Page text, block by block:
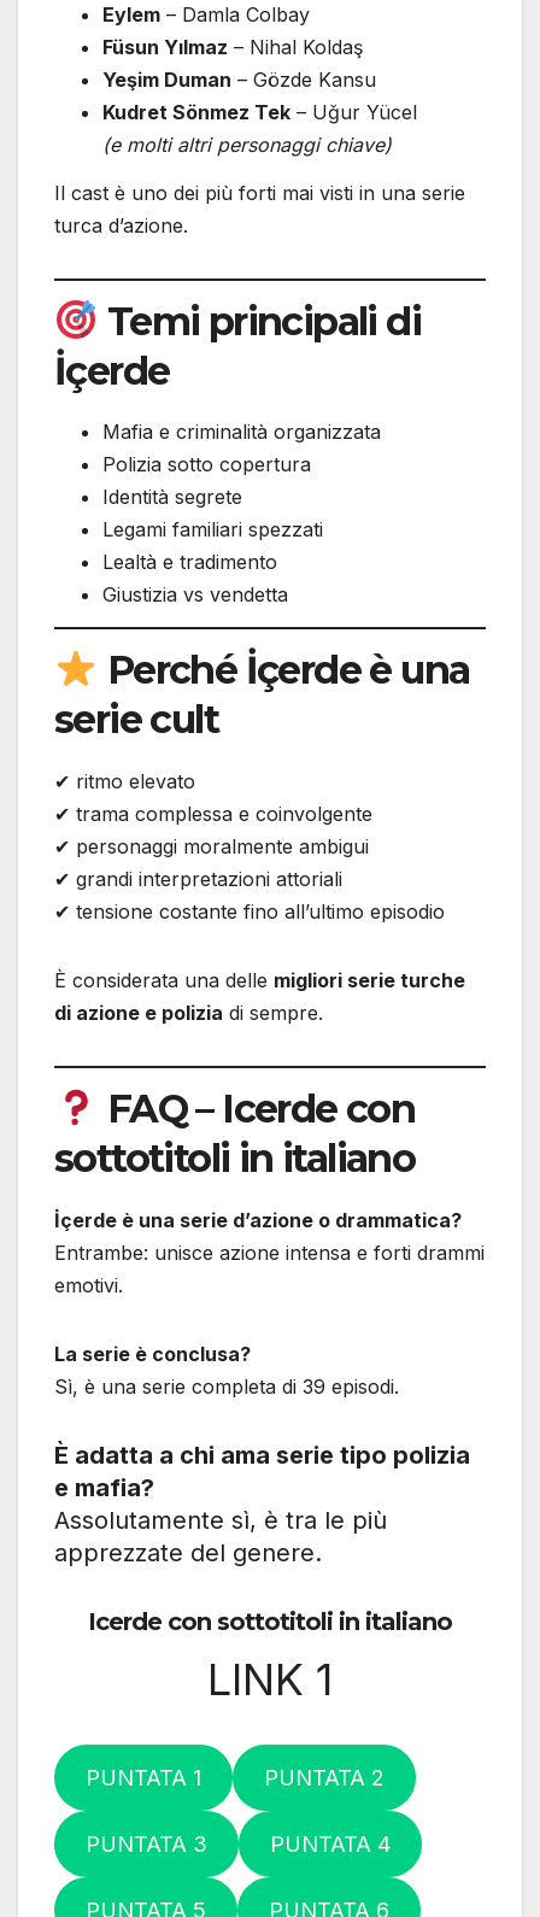
Eylem – Damla Colbay
Füsun Yılmaz – Nihal Koldaş
Yeşim Duman – Gözde Kansu
Kudret Sönmez Tek – Uğur Yücel
(e molti altri personaggi chiave)
Il cast è uno dei più forti mai visti in una serie
turca d’azione.
Temi principali di
İçerde
Mafia e criminalità organizzata
Polizia sotto copertura
Identità segrete
Legami familiari spezzati
Lealtà e tradimento
Giustizia vs vendetta
Perché İçerde è una
serie cult
✔ ritmo elevato
✔ trama complessa e coinvolgente
✔ personaggi moralmente ambigui
✔ grandi interpretazioni attoriali
✔ tensione costante fino all’ultimo episodio
È considerata una delle migliori serie turche
di azione e polizia di sempre.
FAQ – Icerde con
sottotitoli in italiano
İçerde è una serie d’azione o drammatica?
Entrambe: unisce azione intensa e forti drammi
emotivi.
La serie è conclusa?
Sì, è una serie completa di 39 episodi.
È adatta a chi ama serie tipo polizia
e mafia?
Assolutamente sì, è tra le più
apprezzate del genere.
Icerde con sottotitoli in italiano
LINK 1
PUNTATA 1 PUNTATA 2
PUNTATA 3 PUNTATA 4
PUNTATA 5 PUNTATA 6